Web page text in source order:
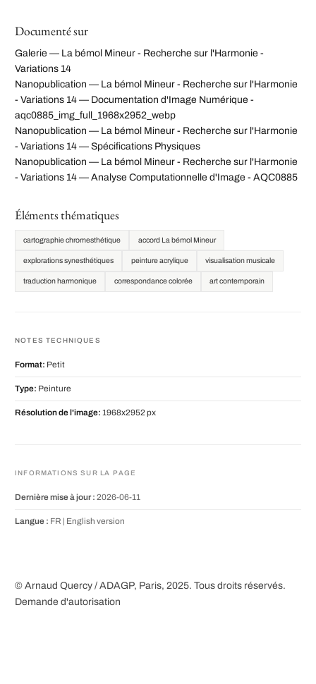
Documenté sur
Galerie — La bémol Mineur - Recherche sur l'Harmonie -
Variations 14
Nanopublication — La bémol Mineur - Recherche sur l'Harmonie
- Variations 14 — Documentation d'Image Numérique -
aqc0885_img_full_1968x2952_webp
Nanopublication — La bémol Mineur - Recherche sur l'Harmonie
- Variations 14 — Spécifications Physiques
Nanopublication — La bémol Mineur - Recherche sur l'Harmonie
- Variations 14 — Analyse Computationnelle d'Image - AQC0885
Éléments thématiques
cartographie chromesthétique accord La bémol Mineur
explorations synesthétiques peinture acrylique visualisation musicale
traduction harmonique correspondance colorée art contemporain
NOTES TECHNIQUES
Format: Petit
Type: Peinture
Résolution de l'image: 1968x2952 px
INFORMATIONS SUR LA PAGE
Dernière mise à jour : 2026-06-11
Langue : FR | English version
© Arnaud Quercy / ADAGP, Paris, 2025. Tous droits réservés.
Demande d'autorisation